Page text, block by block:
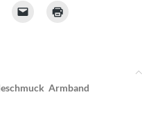
Armband